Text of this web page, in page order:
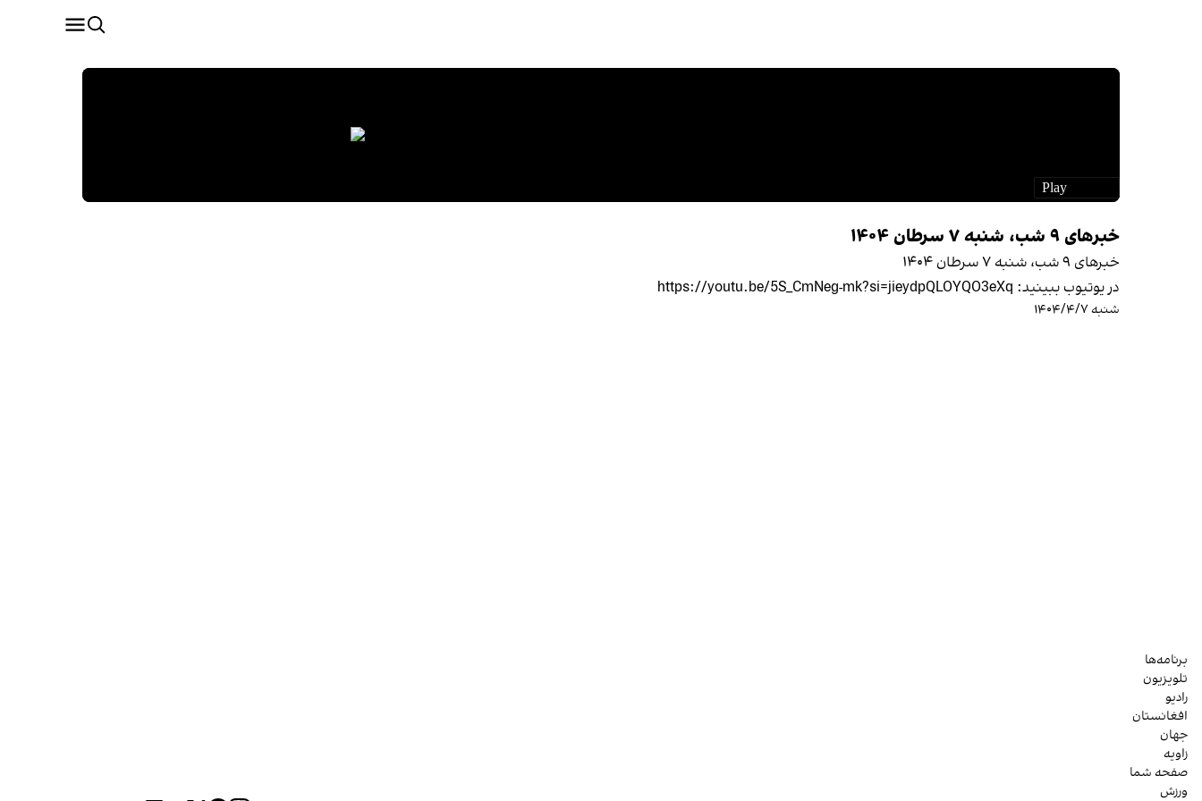
خبرهای ۹ شب، شنبه ۷ سرطان ۱۴۰۴
خبرهای ۹ شب، شنبه ۷ سرطان ۱۴۰۴
در یوتیوب ببینید: https://youtu.be/5S_CmNeg-mk?si=jieydpQLOYQO3eXq
شنبه ۱۴۰۴/۴/۷
برنامه‌ها
تلویزیون
رادیو
افغانستان
جهان
زاویه
صفحه شما
ورزش